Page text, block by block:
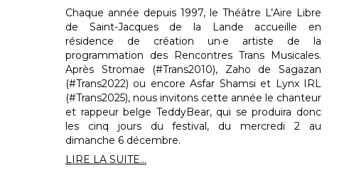
Chaque année depuis 1997, le Théâtre L’Aire Libre
de Saint-Jacques de la Lande accueille en
résidence de création un·e artiste de la
programmation des Rencontres Trans Musicales.
Après Stromae (#Trans2010), Zaho de Sagazan
(#Trans2022) ou encore Asfar Shamsi et Lynx IRL
(#Trans2025), nous invitons cette année le chanteur
et rappeur belge TeddyBear, qui se produira donc
les cinq jours du festival, du mercredi 2 au
dimanche 6 décembre.
LIRE LA SUITE...